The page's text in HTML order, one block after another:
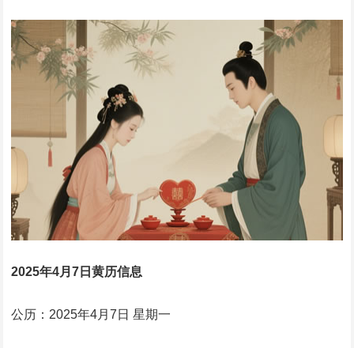
2025年4月7日黄历信息
公历：2025年4月7日 星期一